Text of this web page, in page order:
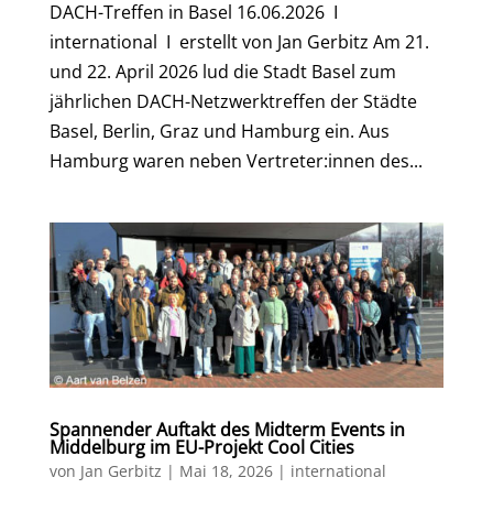
DACH-Treffen in Basel 16.06.2026 I
international I erstellt von Jan Gerbitz Am 21.
und 22. April 2026 lud die Stadt Basel zum
jährlichen DACH-Netzwerktreffen der Städte
Basel, Berlin, Graz und Hamburg ein. Aus
Hamburg waren neben Vertreter:innen des...
Spannender Auftakt des Midterm Events in
Middelburg im EU-Projekt Cool Cities
von Jan Gerbitz | Mai 18, 2026| international